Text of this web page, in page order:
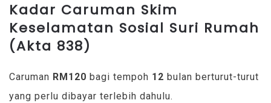
Kadar Caruman Skim
Keselamatan Sosial Suri Rumah
(Akta 838)
Caruman RM120 bagi tempoh 12 bulan berturut-turut
yang perlu dibayar terlebih dahulu.